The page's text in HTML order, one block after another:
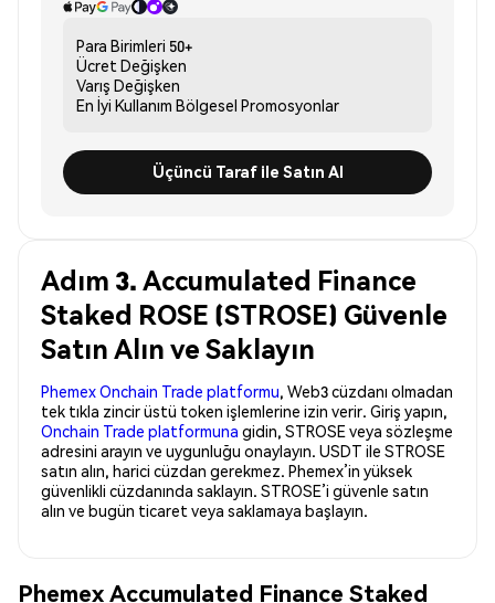
Para Birimleri 50+
Ücret Değişken
Varış Değişken
En İyi Kullanım Bölgesel Promosyonlar
Üçüncü Taraf ile Satın Al
Adım 3. Accumulated Finance
Staked ROSE (STROSE) Güvenle
Satın Alın ve Saklayın
Phemex Onchain Trade platformu, Web3 cüzdanı olmadan
tek tıkla zincir üstü token işlemlerine izin verir. Giriş yapın,
Onchain Trade platformuna gidin, STROSE veya sözleşme
adresini arayın ve uygunluğu onaylayın. USDT ile STROSE
satın alın, harici cüzdan gerekmez. Phemex’in yüksek
güvenlikli cüzdanında saklayın. STROSE’i güvenle satın
alın ve bugün ticaret veya saklamaya başlayın.
Phemex Accumulated Finance Staked